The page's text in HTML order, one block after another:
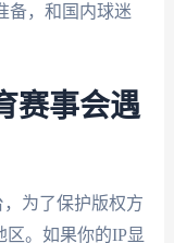
备，和国内球迷
赛事会遇
为了保护版权方
区。如果你的IP显